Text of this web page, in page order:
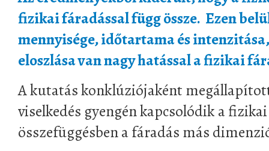
fizikai fáradással függ össze. Ezen
mennyisége, időtartama és
eloszlása van nagy hatással a fizikai
A kutatás konklúziójaként
viselkedés gyengén kapcsolódik a
összefüggésben a fáradás más